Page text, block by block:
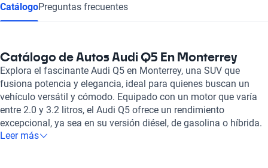
CatálogoPreguntas frecuentes
Catálogo de Autos Audi Q5 En Monterrey
Explora el fascinante Audi Q5 en Monterrey, una SUV que
fusiona potencia y elegancia, ideal para quienes buscan un
vehículo versátil y cómodo. Equipado con un motor que varía
entre 2.0 y 3.2 litros, el Audi Q5 ofrece un rendimiento
excepcional, ya sea en su versión diésel, de gasolina o híbrida.
Su transmisión automática y sistema de tracción 4x4
Leer más